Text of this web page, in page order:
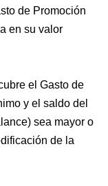
de Promoción
en su valor
el Gasto de
y el saldo del
sea mayor o
de la